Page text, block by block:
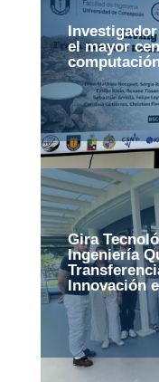
el mayor
Gira
Ingeniería
Innovación